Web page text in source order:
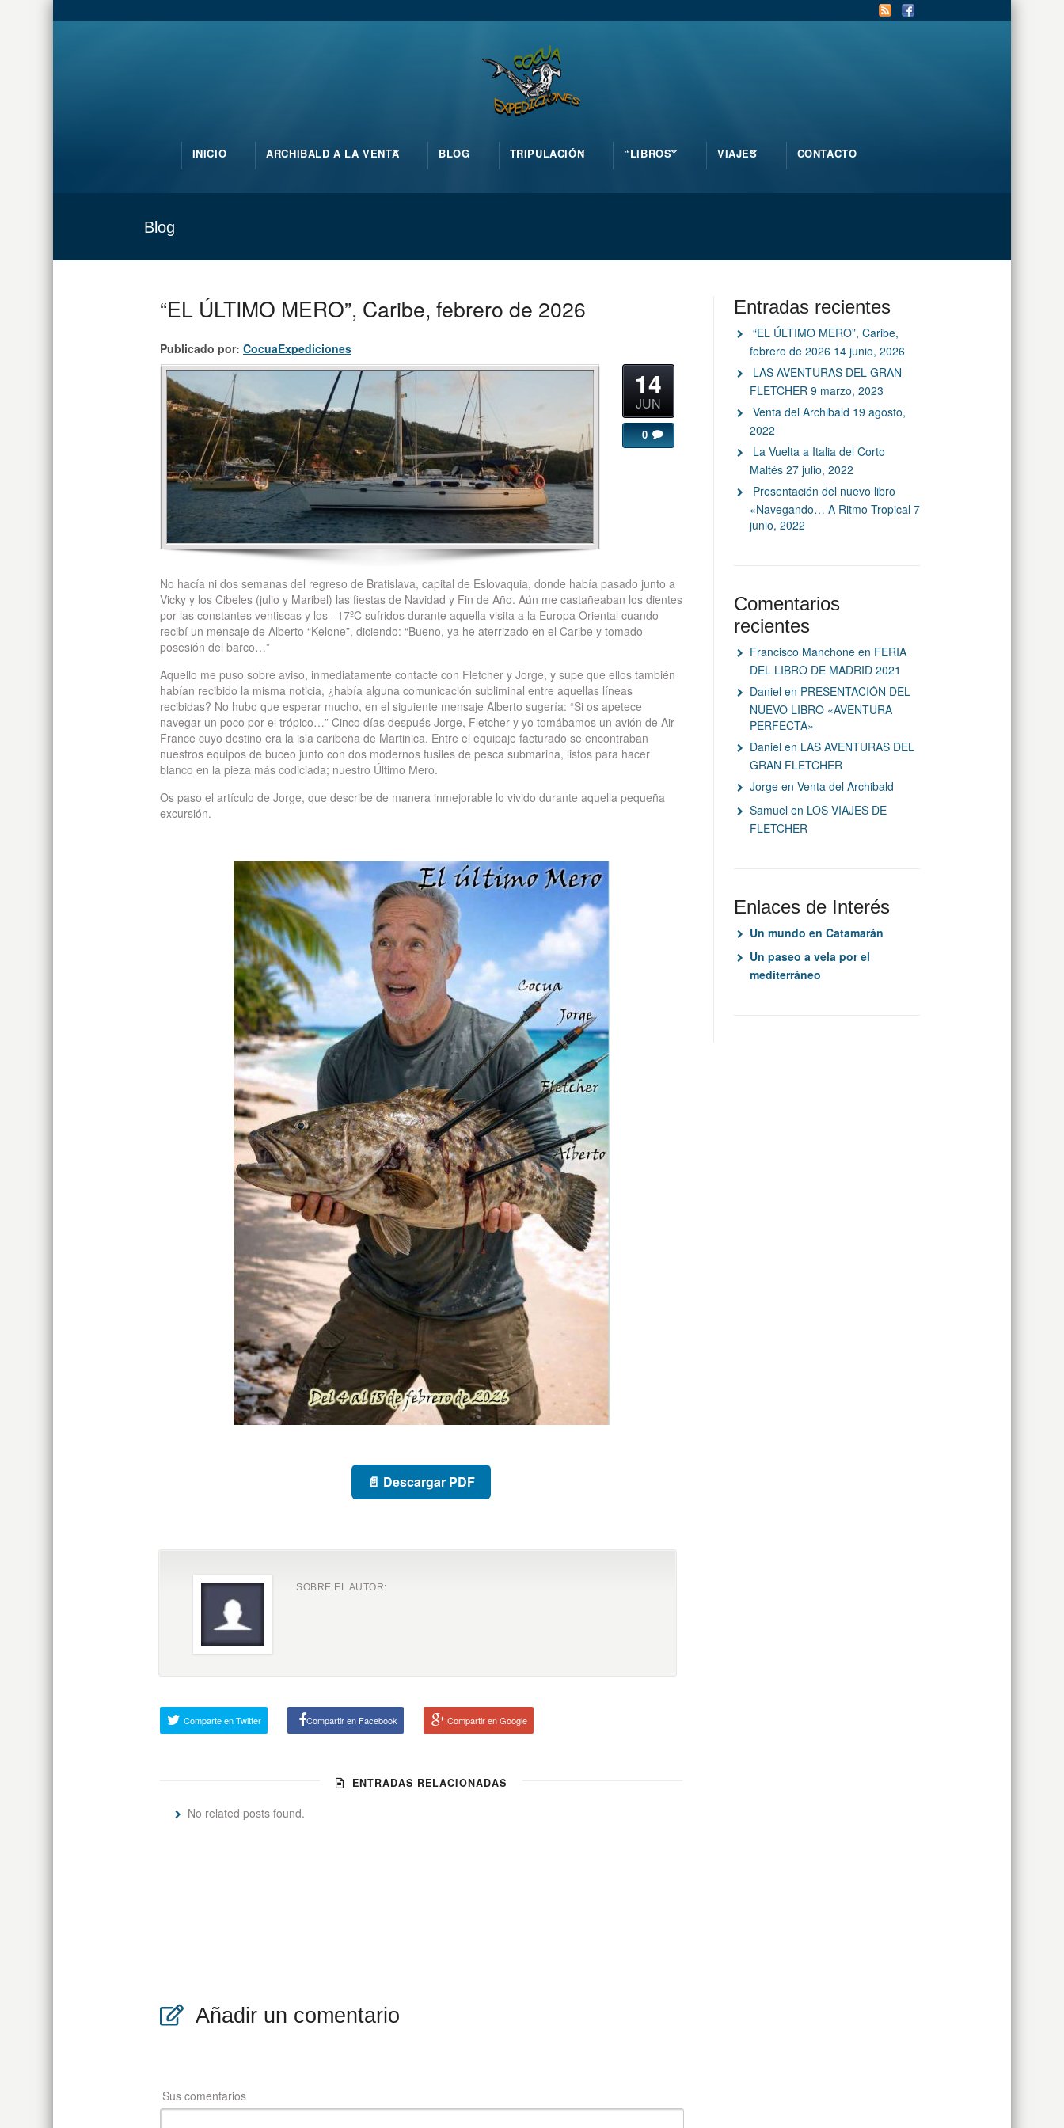
INICIO ARCHIBALD A LA VENTA BLOG TRIPULACIÓN “LIBROS” VIAJES CONTACTO
Blog
“EL ÚLTIMO MERO”, Caribe, febrero de 2026
Publicado por: CocuaExpediciones
No hacía ni dos semanas del regreso de Bratislava, capital de Eslovaquia, donde había pasado junto a
Vicky y los Cibeles (julio y Maribel) las fiestas de Navidad y Fin de Año. Aún me castañeaban los dientes
por las constantes ventiscas y los –17ºC sufridos durante aquella visita a la Europa Oriental cuando
recibí un mensaje de Alberto “Kelone”, diciendo: “Bueno, ya he aterrizado en el Caribe y tomado
posesión del barco…”
Aquello me puso sobre aviso, inmediatamente contacté con Fletcher y Jorge, y supe que ellos también
habían recibido la misma noticia, ¿había alguna comunicación subliminal entre aquellas líneas
recibidas? No hubo que esperar mucho, en el siguiente mensaje Alberto sugería: “Si os apetece
navegar un poco por el trópico…” Cinco días después Jorge, Fletcher y yo tomábamos un avión de Air
France cuyo destino era la isla caribeña de Martinica. Entre el equipaje facturado se encontraban
nuestros equipos de buceo junto con dos modernos fusiles de pesca submarina, listos para hacer
blanco en la pieza más codiciada; nuestro Último Mero.
Os paso el artículo de Jorge, que describe de manera inmejorable lo vivido durante aquella pequeña
excursión.
📄 Descargar PDF
14
JUN
0
SOBRE EL AUTOR:
Comparte en Twitter Compartir en Facebook Compartir en Google
ENTRADAS RELACIONADAS
No related posts found.
Añadir un comentario
Sus comentarios
Entradas recientes
“EL ÚLTIMO MERO”, Caribe,
febrero de 2026 14 junio, 2026
LAS AVENTURAS DEL GRAN
FLETCHER 9 marzo, 2023
Venta del Archibald 19 agosto,
2022
La Vuelta a Italia del Corto
Maltés 27 julio, 2022
Presentación del nuevo libro
«Navegando… A Ritmo Tropical 7
junio, 2022
Comentarios
recientes
Francisco Manchoneen FERIA
DEL LIBRO DE MADRID 2021
Danielen PRESENTACIÓN DEL
NUEVO LIBRO «AVENTURA
PERFECTA»
Danielen LAS AVENTURAS DEL
GRAN FLETCHER
Jorgeen Venta del Archibald
Samuelen LOS VIAJES DE
FLETCHER
Enlaces de Interés
Un mundo en Catamarán
Un paseo a vela por el
mediterráneo